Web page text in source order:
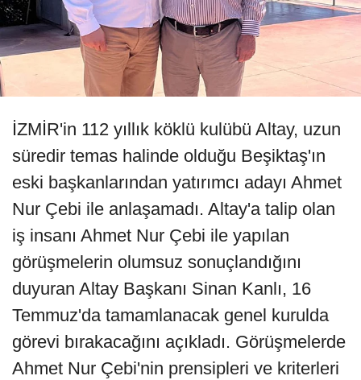
İZMİR'in 112 yıllık köklü kulübü Altay, uzun
süredir temas halinde olduğu Beşiktaş'ın
eski başkanlarından yatırımcı adayı Ahmet
Nur Çebi ile anlaşamadı. Altay'a talip olan
iş insanı Ahmet Nur Çebi ile yapılan
görüşmelerin olumsuz sonuçlandığını
duyuran Altay Başkanı Sinan Kanlı, 16
Temmuz'da tamamlanacak genel kurulda
görevi bırakacağını açıkladı. Görüşmelerde
Ahmet Nur Çebi'nin prensipleri ve kriterleri